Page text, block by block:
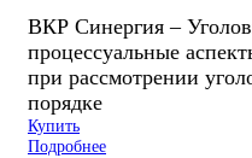
ВКР Синергия –
процессуальные
при рассмотрении
порядке
Купить
Подробнее